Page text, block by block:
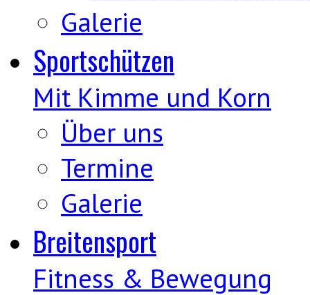
Galerie
Sportschützen
Mit Kimme und Korn
Über uns
Termine
Galerie
Breitensport
Fitness & Bewegung